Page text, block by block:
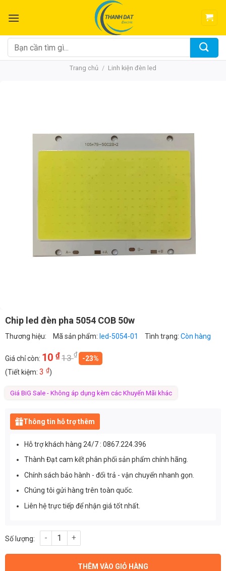
đến
dung
Tìm
kiếm:
Trang chủ / Linh kiện đèn led
Chip led đèn pha 5054 COB 50w
Thương hiệu: Mã sản phẩm: led-5054-01 Tình trạng: Còn hàng
Giá chỉ còn: 10 ₫13₫
-23%
(Tiết kiệm: 3 ₫)
Giá BiG Sale - Không áp dụng kèm các Khuyến Mãi khác
Thông tin hỗ trợ thêm
Hỗ trợ khách hàng 24/7 : 0867.224.396
Thành Đạt cam kết phân phối sản phẩm chính hãng.
Chính sách bảo hành - đổi trả - vận chuyển nhanh gọn.
Chúng tôi gửi hàng trên toàn quốc.
Liên hệ trực tiếp để nhận giá tốt nhất.
Chip led đèn pha 5054 COB 50w số lượng
THÊM VÀO GIỎ HÀNG